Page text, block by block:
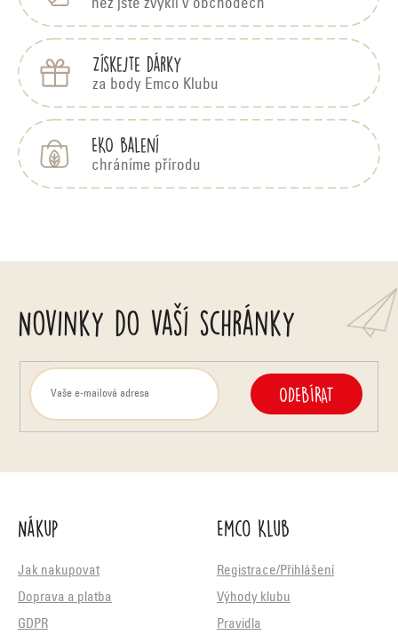
než jste zvyklí v obchodech
Získejte dárky
za body Emco Klubu
EKO balení
chráníme přírodu
Novinky do vaší schránky
ODEBÍRAT
Nákup
Jak nakupovat
Doprava a platba
GDPR
Emco Klub
Registrace/Přihlášení
Výhody klubu
Pravidla